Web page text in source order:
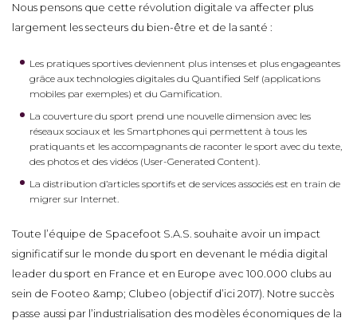
Nous pensons que cette révolution digitale va affecter plus
largement les secteurs du bien-être et de la santé :
Les pratiques sportives deviennent plus intenses et plus engageantes
grâce aux technologies digitales du Quantified Self (applications
mobiles par exemples) et du Gamification.
La couverture du sport prend une nouvelle dimension avec les
réseaux sociaux et les Smartphones qui permettent à tous les
pratiquants et les accompagnants de raconter le sport avec du texte,
des photos et des vidéos (User-Generated Content).
La distribution d’articles sportifs et de services associés est en train de
migrer sur Internet.
Toute l’équipe de Spacefoot S.A.S. souhaite avoir un impact
significatif sur le monde du sport en devenant le média digital
leader du sport en France et en Europe avec 100.000 clubs au
sein de Footeo &amp; Clubeo (objectif d’ici 2017). Notre succès
passe aussi par l’industrialisation des modèles économiques de la